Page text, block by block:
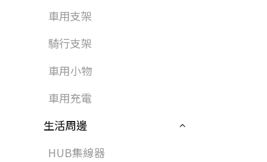
車用支架
騎行支架
車用小物
車用充電
生活周邊
HUB集線器